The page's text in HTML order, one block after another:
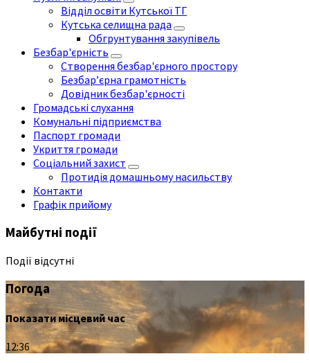
Відділ освіти Кутської ТГ
Кутська селищна рада
Обгрунтування закупівель
Безбар'єрність
Створення безбар'єрного простору
Безбар’єрна грамотність
Довідник безбар'єрності
Громадські слухання
Комунальні підприємства
Паспорт громади
Укриття громади
Соціальний захист
Протидія домашньому насильству
Контакти
Графік прийому
Майбутні події
Події відсутні
Погода
Показати місцевий час
12:36